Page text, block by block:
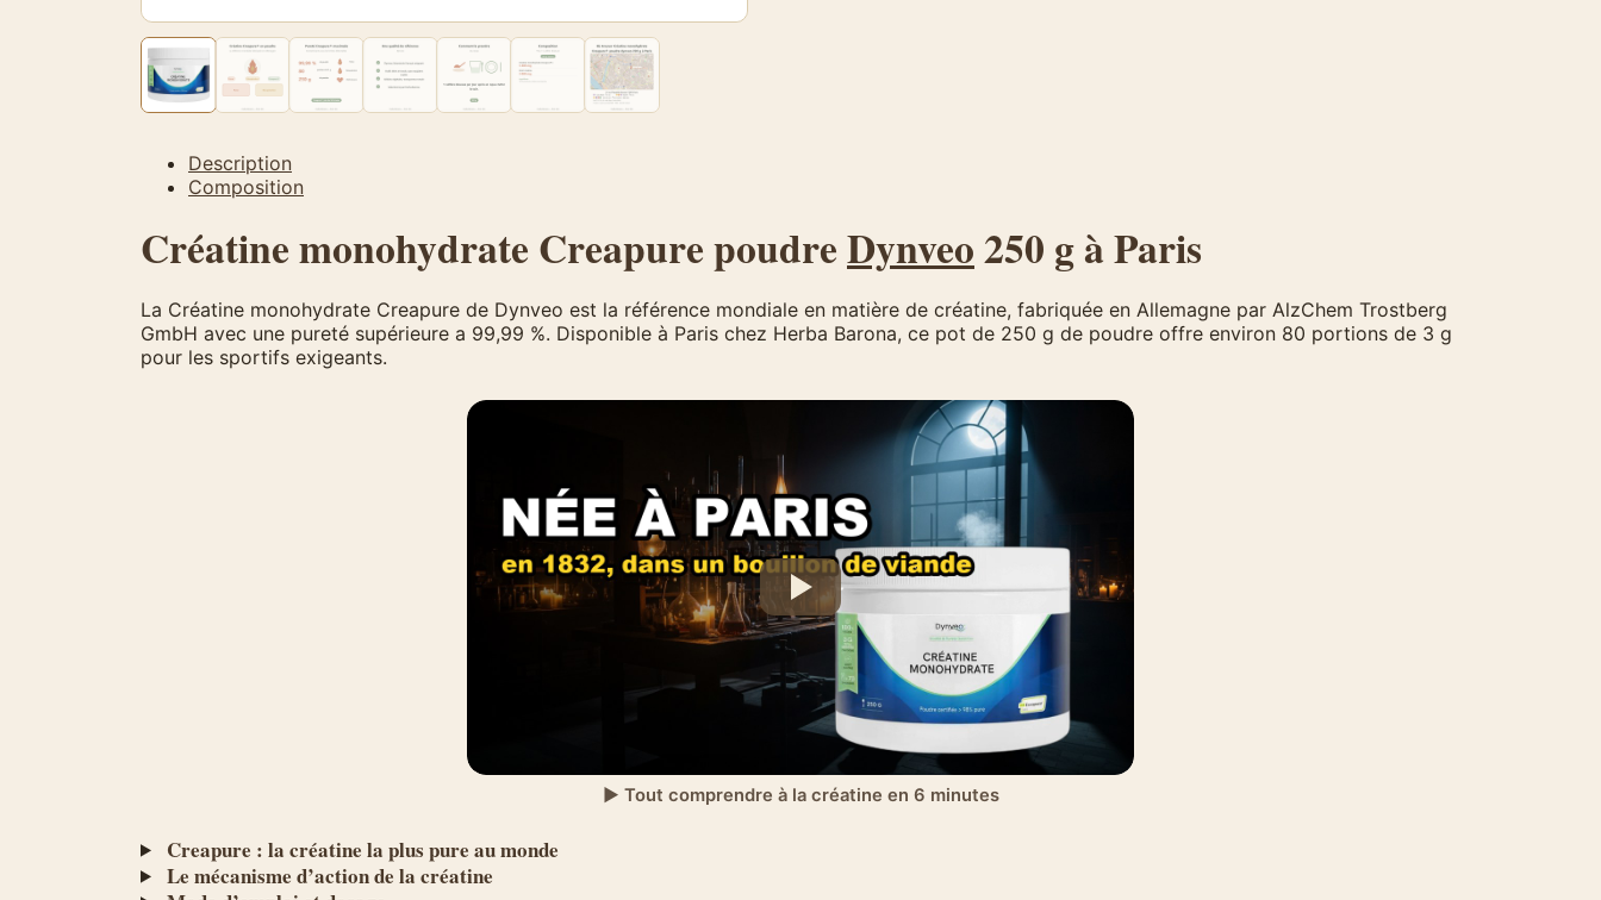
Description
Composition
Créatine monohydrate Creapure poudreDynveo250 g à Paris
La Créatine monohydrate Creapure de Dynveo est la référence mondiale en matière de créatine, fabriquée en Allemagne par AlzChem Trostberg
GmbH avec une pureté supérieure a 99,99 %. Disponible à Paris chez Herba Barona, ce pot de 250 g de poudre offre environ 80 portions de 3 g
pour les sportifs exigeants.
▶ Tout comprendre à la créatine en 6 minutes
Creapure : la créatine la plus pure au monde
Le mécanisme d’action de la créatine